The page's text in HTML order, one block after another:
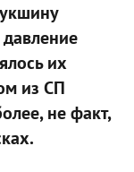
давление
их
из СП
не факт,